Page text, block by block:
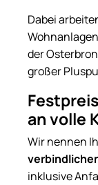
Dabei
der
großer
an volle
Wir nennen
inklusive